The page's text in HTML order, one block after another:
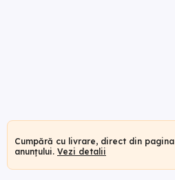
Cumpără cu livrare, direct din pagina
anunțului. Vezi detalii